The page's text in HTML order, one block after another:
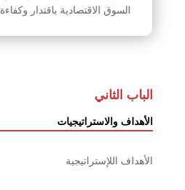
السوق الاقتصادية باقتدار وكفاءة.
الباب الثاني
الأهداف والاستراتيجيات
الأهداف اللإستراتيجية